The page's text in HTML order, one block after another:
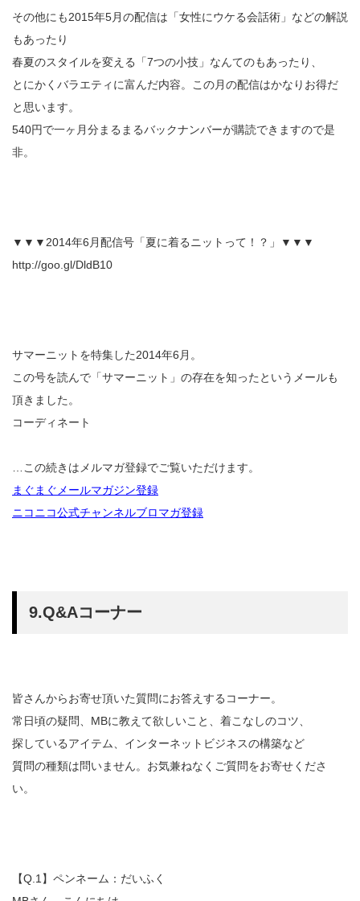
その他にも2015年5月の配信は「女性にウケる会話術」などの解説
もあったり
春夏のスタイルを変える「7つの小技」なんてのもあったり、
とにかくバラエティに富んだ内容。この月の配信はかなりお得だ
と思います。
540円で一ヶ月分まるまるバックナンバーが購読できますので是
非。
▼▼▼2014年6月配信号「夏に着るニットって！？」▼▼▼
http://goo.gl/DldB10
サマーニットを特集した2014年6月。
この号を読んで「サマーニット」の存在を知ったというメールも
頂きました。
コーディネート
…この続きはメルマガ登録でご覧いただけます。
まぐまぐメールマガジン登録
ニコニコ公式チャンネルブロマガ登録
9.Q&Aコーナー
皆さんからお寄せ頂いた質問にお答えするコーナー。
常日頃の疑問、MBに教えて欲しいこと、着こなしのコツ、
探しているアイテム、インターネットビジネスの構築など
質問の種類は問いません。お気兼ねなくご質問をお寄せくださ
い。
【Q.1】ペンネーム：だいふく